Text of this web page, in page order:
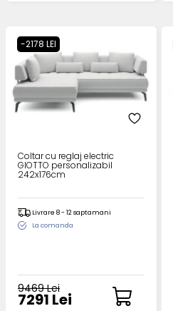
-2178 LEI
Coltar cu reglaj electric
GIOTTO personalizabil
242x176cm
Livrare 8 - 12 saptamani
La comanda
9469 Lei
7291 Lei